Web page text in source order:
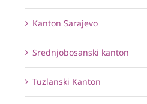
Kanton Sarajevo
Srednjobosanski kanton
Tuzlanski Kanton